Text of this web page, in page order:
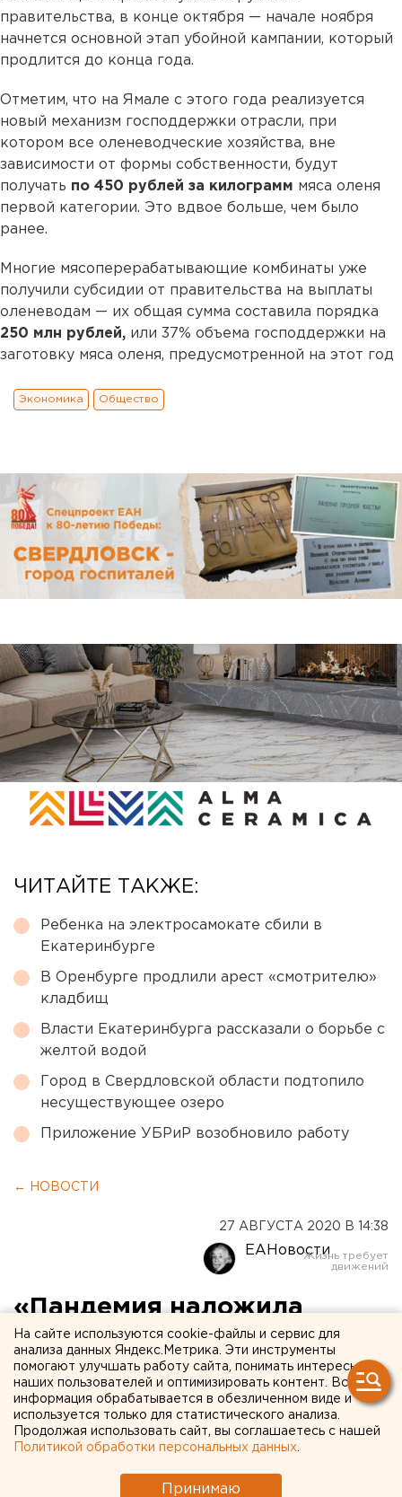
правительства, в конце октября — начале ноября
начнется основной этап убойной кампании, который
продлится до конца года.
Отметим, что на Ямале с этого года реализуется
новый механизм господдержки отрасли, при
котором все оленеводческие хозяйства, вне
зависимости от формы собственности, будут
получать по 450 рублей за килограмм мяса оленя
первой категории. Это вдвое больше, чем было
ранее.
Многие мясоперерабатывающие комбинаты уже
получили субсидии от правительства на выплаты
оленеводам — их общая сумма составила порядка
250 млн рублей, или 37% объема господдержки на
заготовку мяса оленя, предусмотренной на этот год
Экономика Общество
ЧИТАЙТЕ ТАКЖЕ:
Ребенка на электросамокате сбили в
Екатеринбурге
В Оренбурге продлили арест «смотрителю»
кладбищ
Власти Екатеринбурга рассказали о борьбе с
желтой водой
Город в Свердловской области подтопило
несуществующее озеро
Приложение УБРиР возобновило работу
← НОВОСТИ
27 АВГУСТА 2020 В 14:38
ЕАНовости
«Пандемия наложила
отпечаток»: курганские
власти объяснили
огромные очереди к
врачам
На сайте используются cookie-файлы и сервис для
анализа данных Яндекс.Метрика. Эти инструменты
помогают улучшать работу сайта, понимать интересы
наших пользователей и оптимизировать контент. Вся
информация обрабатывается в обезличенном виде и
используется только для статистического анализа.
Продолжая использовать сайт, вы соглашаетесь с нашей
Политикой обработки персональных данных
Принимаю